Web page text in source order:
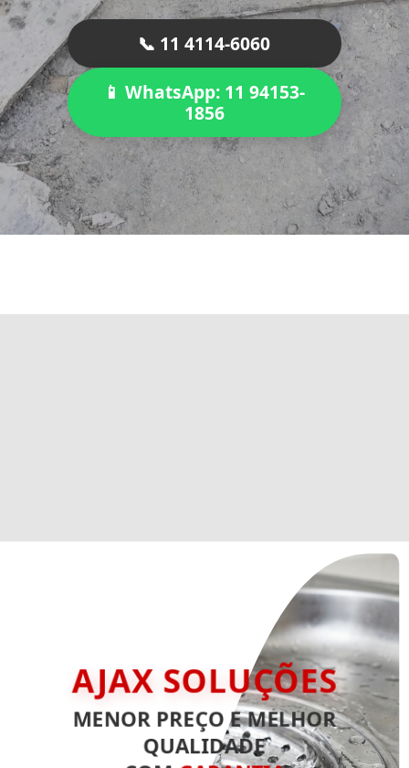
📞 11 4114-6060
📱 WhatsApp: 11 94153-
1856
AJAX SOLUÇÕES
MENOR PREÇO E MELHOR
QUALIDADE